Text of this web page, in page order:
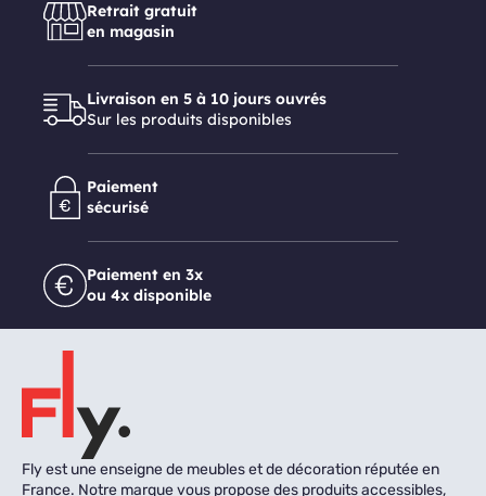
Retrait gratuit
en magasin
Livraison en 5 à 10 jours ouvrés
Sur les produits disponibles
Paiement
sécurisé
Paiement en 3x
ou 4x disponible
Fly est une enseigne de meubles et de décoration réputée en
France. Notre marque vous propose des produits accessibles,